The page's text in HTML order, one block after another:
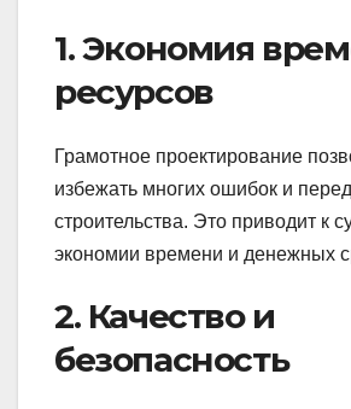
1. Экономия
ресурсов
Грамотное проектирование
избежать многих ошибок и
строительства. Это приводит к
экономии времени и денежных
2. Качество и
безопасность